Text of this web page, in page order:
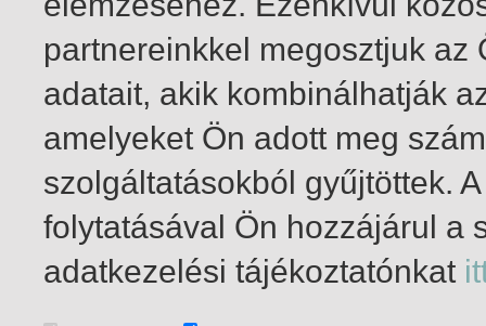
1-4 / total 4 hit
partnereinkkel megosztjuk
adatait, akik kombinálhatják
amelyeket Ön adott meg
szolgáltatásokból gyűjtöttek.
folytatásával Ön hozzájárul a
adatkezelési tájékoztatónkat